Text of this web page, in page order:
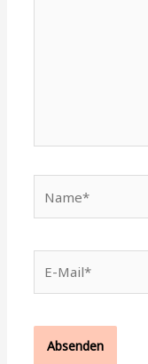
Mail*